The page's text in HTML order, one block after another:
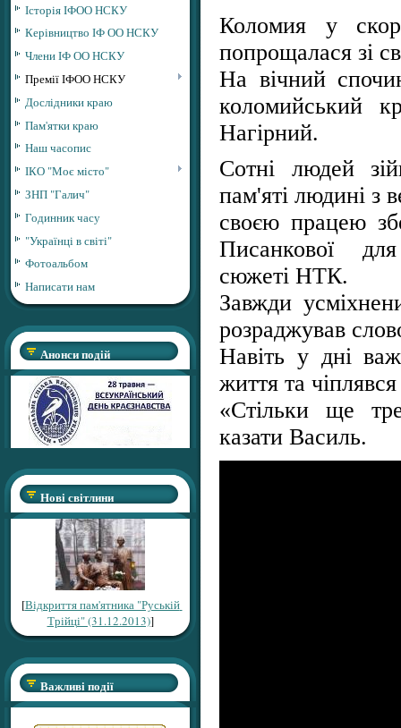
Історія ІФОО НСКУ
Керівництво ІФ ОО НСКУ
Члени ІФ ОО НСКУ
Премії ІФОО НСКУ
Дослідники краю
Пам'ятки краю
Наш часопис
ІКО "Моє місто"
ЗНП "Галич"
Годинник часу
"Українці в світі"
Фотоальбом
Написати нам
Анонси подій
Нові світлини
[Відкриття пам'ятника "Руській
Трійці" (31.12.2013)]
Важливі події
Коломия у
попрощалася зі
На вічний
коломийський
Нагірний.
Сотні людей
пам'яті людині з
своєю працею
Писанкової
сюжеті НТК.
Завжди
розраджував
Навіть у дні
життя та
«Стільки ще
казати Василь.